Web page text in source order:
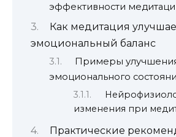
эффективности
Как медитация
эмоциональный баланс
Примеры
эмоционального
изменения при
Практические